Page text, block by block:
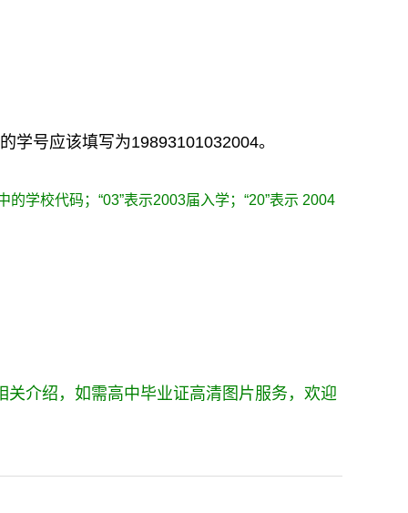
学号应该填写为19893101032004。
的学校代码；“03”表示2003届入学；“20”表示 2004
介绍，如需高中毕业证高清图片服务，欢迎